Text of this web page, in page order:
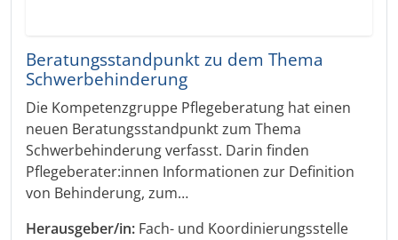
Beratungsstandpunkt zu dem Thema
Schwerbehinderung
Die Kompetenzgruppe Pflegeberatung hat einen
neuen Beratungsstandpunkt zum Thema
Schwerbehinderung verfasst. Darin finden
Pflegeberater:innen Informationen zur Definition
von Behinderung, zum…
Herausgeber/in: Fach- und Koordinierungsstelle